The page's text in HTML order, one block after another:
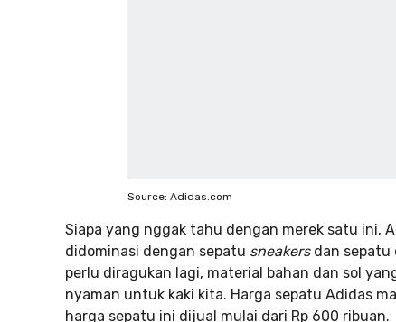
Source: Adidas.com
Siapa yang nggak tahu dengan merek satu ini,
didominasi dengan sepatu sneakersdan sepatu
perlu diragukan lagi, material bahan dan sol
nyaman untuk kaki kita. Harga sepatu Adidas
harga sepatu ini dijual mulai dari Rp 600 ribuan.